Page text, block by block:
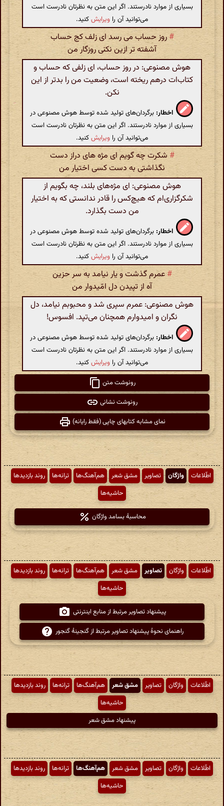
بسیاری از موارد نادرستند. اگر این متن به نظرتان نادرست است
می‌توانید آن را ویرایشکنید.
# روز حساب می رسد ای زلف کج حساب
آشفته تر ازین نکنی روزگار من
هوش مصنوعی: در روز حساب، ای زلفی که حساب و
کتاب‌ات درهم ریخته است، وضعیت من را بدتر از این
نکن.
اخطار: برگردان‌های تولید شده توسط هوش مصنوعی در
بسیاری از موارد نادرستند. اگر این متن به نظرتان نادرست است
می‌توانید آن را ویرایشکنید.
# شکرت چه گویم ای مژه های دراز دست
نگذاشتی به دست کسی اختیار من
هوش مصنوعی: ای مژه‌های بلند، چه بگویم از
شکرگزاری‌ام که هیچ‌کس را قادر ندانستی که به اختیار
من دست بگذارد.
اخطار: برگردان‌های تولید شده توسط هوش مصنوعی در
بسیاری از موارد نادرستند. اگر این متن به نظرتان نادرست است
می‌توانید آن را ویرایشکنید.
# عمرم گذشت و یار نیامد به سر حزین
آه از تپیدن دل امّیدوار من
هوش مصنوعی: عمرم سپری شد و محبوبم نیامد، دل
نگران و امیدوارم همچنان می‌تپد. افسوس!
اخطار: برگردان‌های تولید شده توسط هوش مصنوعی در
بسیاری از موارد نادرستند. اگر این متن به نظرتان نادرست است
می‌توانید آن را ویرایشکنید.
رونوشت متن
رونوشت نشانی
نمای مشابه کتابهای چاپی (فقط رایانه)
اطّلاعات واژگان تصاویر مشق شعر هم‌آهنگ‌ها ترانه‌ها
روند بازدیدها
حاشیه‌ها
محاسبهٔ بسامد واژگان
اطّلاعات واژگان تصاویر مشق شعر هم‌آهنگ‌ها ترانه‌ها
روند بازدیدها
حاشیه‌ها
پیشنهاد تصاویر مرتبط از منابع اینترنتی
راهنمای نحوهٔ پیشنهاد تصاویر مرتبط از گنجینهٔ گنجور
اطّلاعات واژگان تصاویر مشق شعر هم‌آهنگ‌ها ترانه‌ها
روند بازدیدها
حاشیه‌ها
پیشنهاد مشق شعر
اطّلاعات واژگان تصاویر مشق شعر هم‌آهنگ‌ها ترانه‌ها
روند بازدیدها
حاشیه‌ها